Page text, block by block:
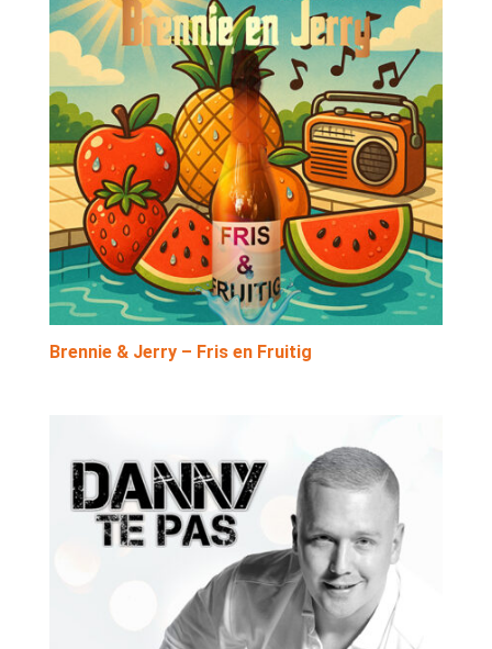
Brennie & Jerry – Fris en Fruitig